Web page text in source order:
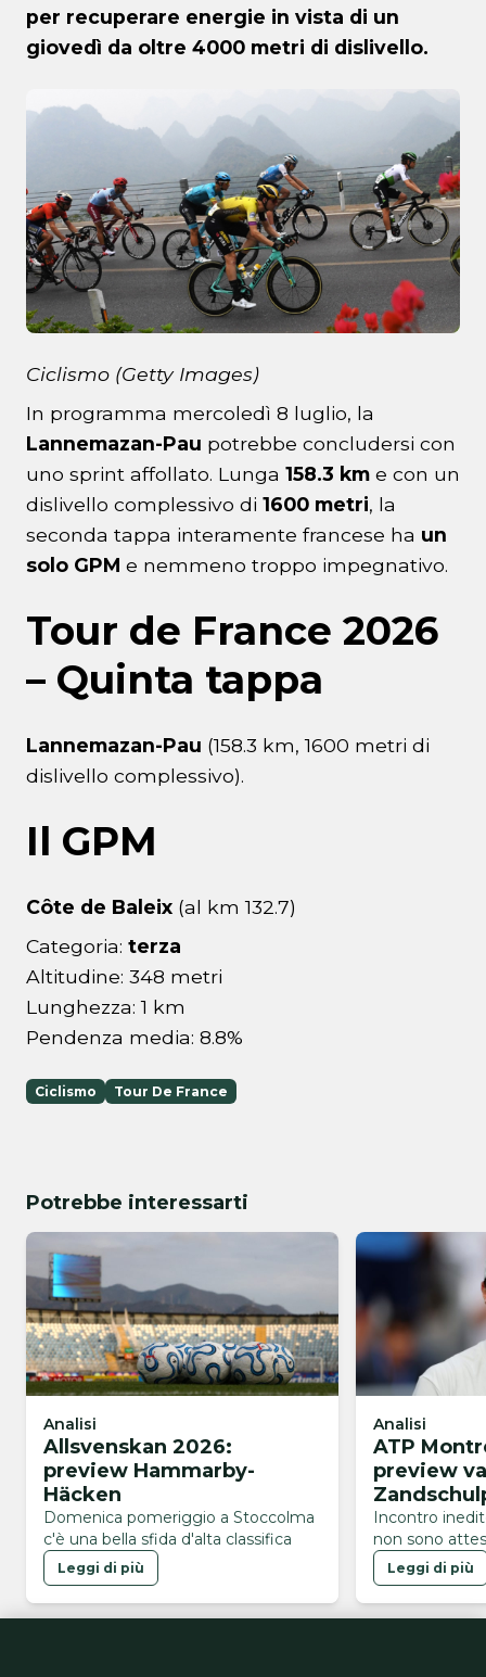
per recuperare energie in vista di un
giovedì da oltre 4000 metri di dislivello.
Ciclismo (Getty Images)
In programma mercoledì 8 luglio, la
Lannemazan-Pau potrebbe concludersi con
uno sprint affollato. Lunga 158.3 km e con un
dislivello complessivo di 1600 metri, la
seconda tappa interamente francese ha un
solo GPM e nemmeno troppo impegnativo.
Tour de France 2026
– Quinta tappa
Lannemazan-Pau (158.3 km, 1600 metri di
dislivello complessivo).
Il GPM
Côte de Baleix (al km 132.7)
Categoria: terza
Altitudine: 348 metri
Lunghezza: 1 km
Pendenza media: 8.8%
Ciclismo Tour De France
Potrebbe interessarti
Analisi
Allsvenskan 2026:
preview Hammarby-
Häcken
Domenica pomeriggio a Stoccolma
c'è una bella sfida d'alta classifica
Leggi di più
Analisi
ATP
preview
Incontro
non sono
Leggi di più